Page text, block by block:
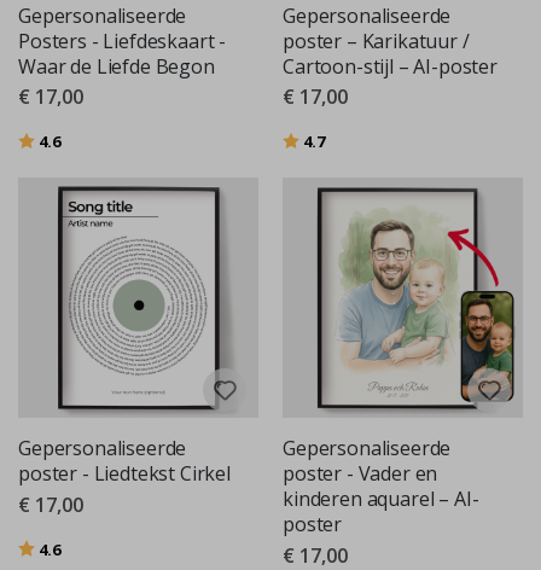
Gepersonaliseerde
Posters - Liefdeskaart -
Waar de Liefde Begon
€ 17,00
Beoordeling:
4.6uit 5 sterren
Gepersonaliseerde
poster – Karikatuur /
Cartoon-stijl – AI-poster
€ 17,00
Beoordeling:
4.7uit 5 sterren
Gepersonaliseerde
poster - Liedtekst Cirkel
€ 17,00
Beoordeling:
4.6uit 5 sterren
Gepersonaliseerde
poster - Vader en
kinderen aquarel – AI-
poster
€ 17,00